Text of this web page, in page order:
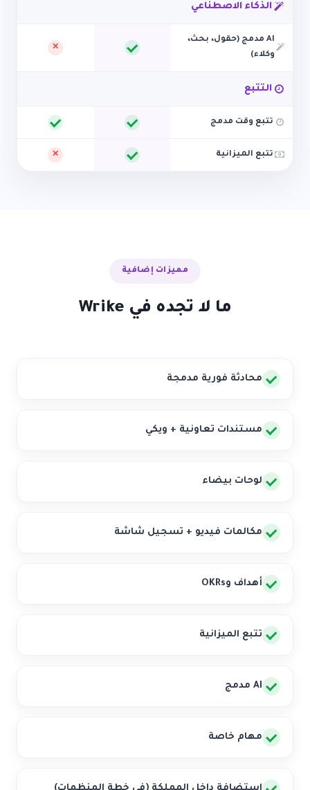
الذكاء الاصطناعي
AI مدمج (حقول، بحث،
وكلاء)
التتبع
تتبع وقت مدمج
تتبع الميزانية
مميزات إضافية
ما لا تجده في Wrike
محادثة فورية مدمجة
مستندات تعاونية + ويكي
لوحات بيضاء
مكالمات فيديو + تسجيل شاشة
أهداف وOKRs
تتبع الميزانية
AI مدمج
مهام خاصة